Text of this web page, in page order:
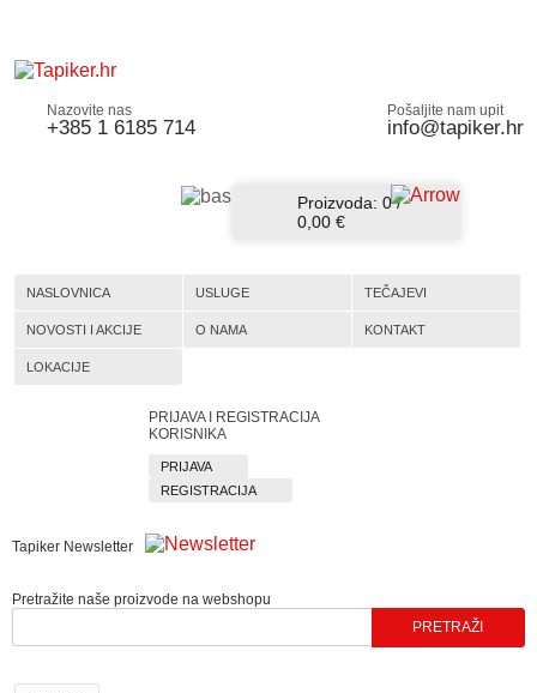
Nazovite nas
+385 1 6185 714
Pošaljite nam upit
info@tapiker.hr
Proizvoda: 0/
0,00 €
NASLOVNICA USLUGE TEČAJEVI
NOVOSTI I AKCIJE O NAMA KONTAKT
LOKACIJE
PRIJAVA I REGISTRACIJA
KORISNIKA
PRIJAVA
REGISTRACIJA
Tapiker Newsletter
Pretražite naše proizvode na webshopu